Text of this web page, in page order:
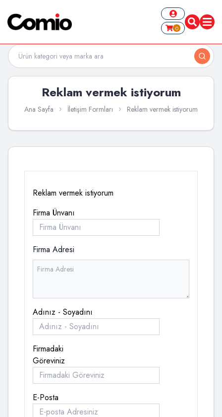
0
Reklam vermek istiyorum
Ana Sayfa İletişim Formları Reklam vermek istiyorum
Reklam vermek istiyorum
Firma Ünvanı
Firma Adresi
Adınız - Soyadını
Firmadaki
Göreviniz
E-Posta